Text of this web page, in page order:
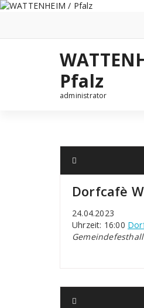
Zum
Pfalz
administrator
Dorfcafè
24.04.2023
Uhrzeit: 16:00